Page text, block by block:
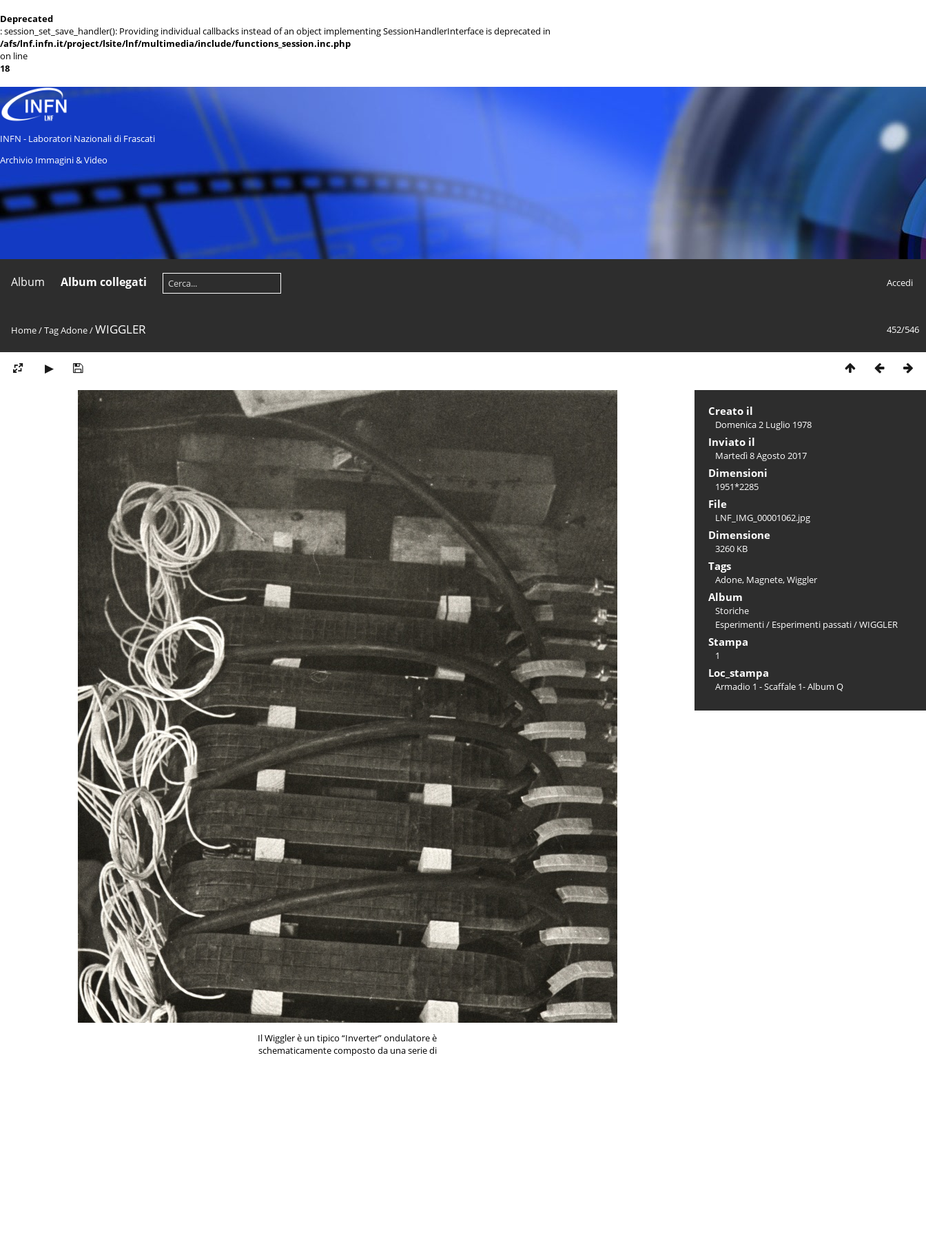
Deprecated
: session_set_save_handler(): Providing individual callbacks instead of an object implementing SessionHandlerInterface is deprecated in
/afs/lnf.infn.it/project/lsite/lnf/multimedia/include/functions_session.inc.php
on line
18
INFN - Laboratori Nazionali di Frascati
Archivio Immagini & Video
Album Album collegati Accedi
452/546
Home/TagAdone/WIGGLER
Il Wiggler è un tipico “Inverter” ondulatore è
schematicamente composto da una serie di
Creato il
Domenica 2 Luglio 1978
Inviato il
Martedì 8 Agosto 2017
Dimensioni
1951*2285
File
LNF_IMG_00001062.jpg
Dimensione
3260 KB
Tags
Adone, Magnete,Wiggler
Album
Storiche
Esperimenti/ Esperimenti passati/WIGGLER
Stampa
1
Loc_stampa
Armadio 1 - Scaffale 1- Album Q